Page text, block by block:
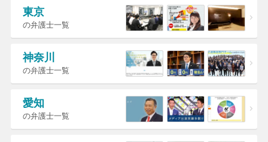
東京
の弁護士一覧
神奈川
の弁護士一覧
愛知
の弁護士一覧